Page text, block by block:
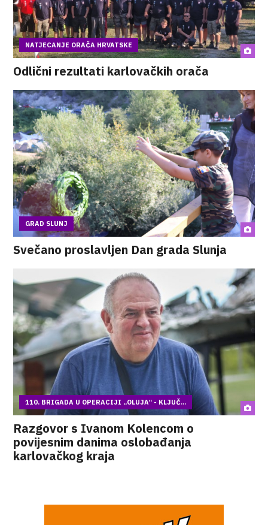
NATJECANJE ORAČA HRVATSKE
Odlični rezultati karlovačkih orača
GRAD SLUNJ
Svečano proslavljen Dan grada Slunja
110. BRIGADA U OPERACIJI „OLUJA“ - KLJUČ...
Razgovor s Ivanom Kolencom o
povijesnim danima oslobađanja
karlovačkog kraja